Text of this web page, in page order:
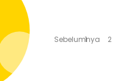
Sebelumnya
1 2